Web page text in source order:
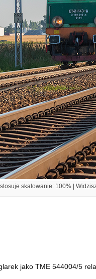
skalowanie: 100% |
jako TME 544004/5